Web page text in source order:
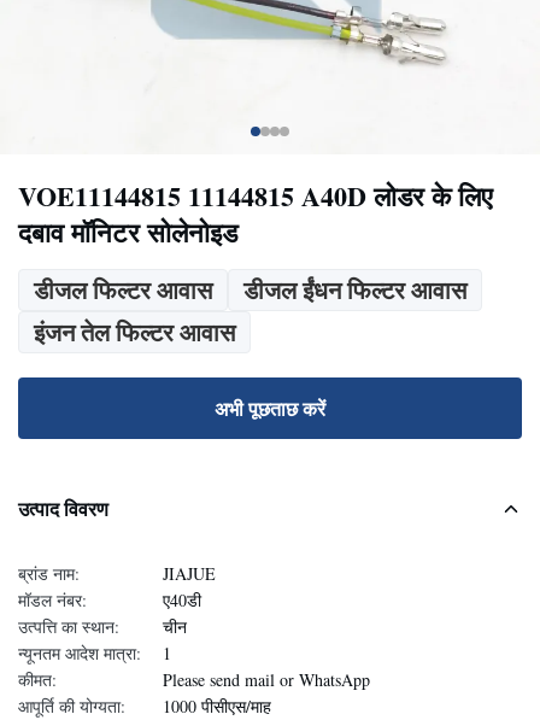
VOE11144815 11144815 A40D लोडर के लिए
दबाव मॉनिटर सोलेनोइड
डीजल फिल्टर आवास
डीजल ईंधन फिल्टर आवास
इंजन तेल फिल्टर आवास
अभी पूछताछ करें
उत्पाद विवरण
ब्रांड नाम:
JIAJUE
मॉडल नंबर:
ए40डी
उत्पत्ति का स्थान:
चीन
न्यूनतम आदेश मात्रा:
1
कीमत:
Please send mail or WhatsApp
आपूर्ति की योग्यता:
1000 पीसीएस/माह